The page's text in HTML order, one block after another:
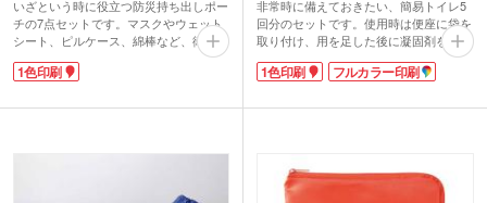
いざという時に役立つ防災持ち出しポー
チの7点セットです。マスクやウェット
シート、ピルケース、綿棒など、衛生用
品を中心に揃えました。中身が見やすい
メッシュ素材のポーチは、A6サイズの
です。
1色印刷
非常時に備えておきたい、簡易トイレ5
回分のセットです。使用時は便座に袋を
取り付け、用を足した後に凝固剤を入れ
るだけで手軽に処理可能。災害や断水時
に活躍します。携帯・保管に便利なEVA
車内に常備しておくと安心。アウトドア
防災イベントの配布品におすすめです。
1色印刷 フルカラー印刷